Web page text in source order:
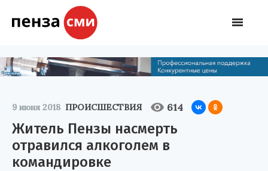
9 июня 2018 ПРОИСШЕСТВИЯ 614
Житель Пензы насмерть
отравился алкоголем в
командировке